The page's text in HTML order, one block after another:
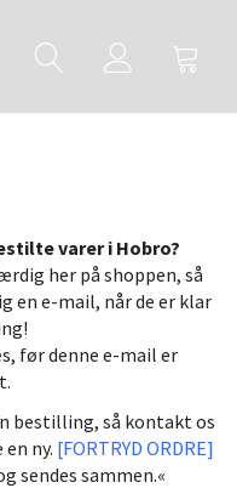
varer i Hobro?
her på shoppen, så
en e-mail, når de er klar
før denne e-mail er
bestilling, så kontakt os
ny. [FORTRYD ORDRE]
sendes sammen.«